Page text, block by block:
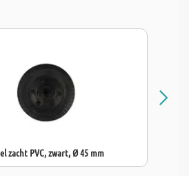
zacht PVC, zwart, Ø 45 mm